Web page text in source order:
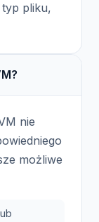
pliku,
nie
możliwe